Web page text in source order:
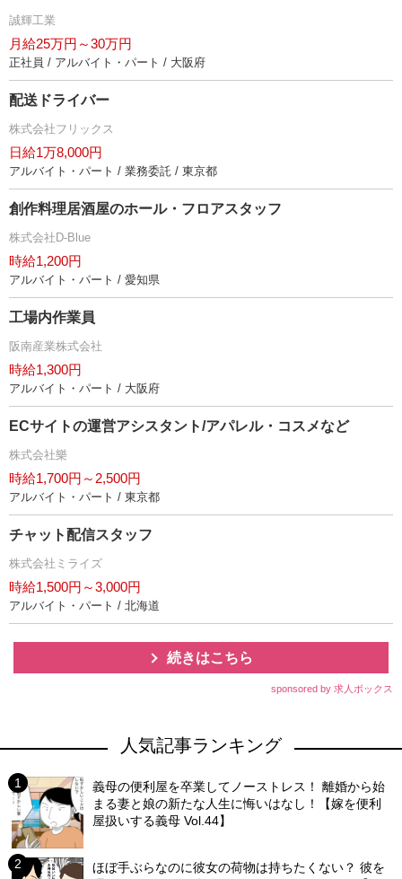
誠輝工業
月給25万円～30万円
正社員 / アルバイト・パート / 大阪府
配送ドライバー
株式会社フリックス
日給1万8,000円
アルバイト・パート / 業務委託 / 東京都
創作料理居酒屋のホール・フロアスタッフ
株式会社D-Blue
時給1,200円
アルバイト・パート / 愛知県
工場内作業員
阪南産業株式会社
時給1,300円
アルバイト・パート / 大阪府
ECサイトの運営アシスタント/アパレル・コスメなど
株式会社樂
時給1,700円～2,500円
アルバイト・パート / 東京都
チャット配信スタッフ
株式会社ミライズ
時給1,500円～3,000円
アルバイト・パート / 北海道
続きはこちら
sponsored by 求人ボックス
人気記事ランキング
義母の便利屋を卒業してノーストレス！ 離婚から始
まる妻と娘の新たな人生に悔いはなし！【嫁を便利
屋扱いする義母 Vol.44】
ほぼ手ぶらなのに彼女の荷物は持ちたくない？ 彼を